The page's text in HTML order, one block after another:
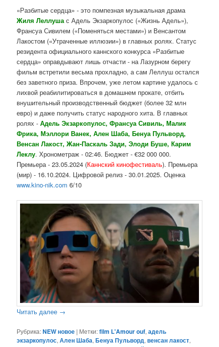
«Разбитые сердца» - это помпезная музыкальная драма
Жиля Леллуша с Адель Экзаркопулос («Жизнь Адель»),
Франсуа Сивилем («Поменяться местами») и Венсантом
Лакостом («Утраченные иллюзии») в главных ролях. Статус
резидента официального каннского конкурса «Разбитые
сердца» оправдывают лишь отчасти - на Лазурном берегу
фильм встретили весьма прохладно, а сам Леллуш остался
без заветного приза. Впрочем, уже летом картине удалось с
лихвой реабилитироваться в домашнем прокате, отбить
внушительный производственный бюджет (более 32 млн
евро) и даже получить статус народного хита. В главных
ролях -Адель Экзаркопулос, Франсуа Сивиль, Малик
Фрика, Мэллори Ванек, Ален Шаба, Бенуа Пульворд,
Венсан Лакост, Жан-Паскаль Зади, Элоди Буше, Карим
Леклу. Хронометраж - 02:46. Бюджет - €32 000 000.
Премьера - 23.05.2024 (Каннский кинофестиваль). Премьера
(мир) - 16.10.2024. Цифровой релиз - 30.01.2025. Оценка
www.kino-nik.com 6/10
Читать далее →
Рубрика:NEW новое | Метки:film L'Amour ouf,адель
экзаркопулос,Ален Шаба,Бенуа Пульворд,венсан лакост,